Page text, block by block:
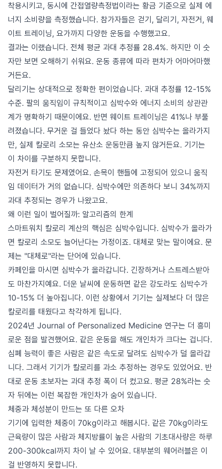
착용시키고, 동시에 간접열량측정법이라는 황금 기준으로 실제 에
너지 소비량을 측정했습니다. 참가자들은 걷기, 달리기, 자전거, 웨
이트 트레이닝, 요가까지 다양한 운동을 수행했고요.
결과는 이랬습니다. 전체 평균 과대 추정률 28.4%. 하지만 이 숫
자만 보면 오해하기 쉬워요. 운동 종류에 따라 편차가 어마어마했
거든요.
달리기는 상대적으로 정확한 편이었습니다. 과대 추정률 12-15%
수준. 팔의 움직임이 규칙적이고 심박수와 에너지 소비의 상관관
계가 명확하기 때문이에요. 반면 웨이트 트레이닝은 41%나 부풀
려졌습니다. 무거운 걸 들었다 놨다 하는 동안 심박수는 올라가지
만, 실제 칼로리 소모는 유산소 운동만큼 높지 않거든요. 기기는
이 차이를 구분하지 못합니다.
자전거 타기도 문제였어요. 손목이 핸들에 고정되어 있으니 움직
임 데이터가 거의 없습니다. 심박수에만 의존하다 보니 34%까지
과대 추정되는 경우가 나왔고요.
왜 이런 일이 벌어질까: 알고리즘의 한계
스마트워치 칼로리 계산의 핵심은 심박수입니다. 심박수가 올라가
면 칼로리 소모도 늘어난다는 가정이죠. 대체로 맞는 말이에요. 문
제는 "대체로"라는 단어에 있습니다.
카페인을 마시면 심박수가 올라갑니다. 긴장하거나 스트레스받아
도 마찬가지예요. 더운 날씨에 운동하면 같은 강도라도 심박수가
10-15% 더 높아집니다. 이런 상황에서 기기는 실제보다 더 많은
칼로리를 태웠다고 착각하게 됩니다.
2024년 Journal of Personalized Medicine 연구는 더 흥미
로운 점을 발견했어요. 같은 운동을 해도 개인차가 크다는 겁니다.
심폐 능력이 좋은 사람은 같은 속도로 달려도 심박수가 덜 올라갑
니다. 그래서 기기가 칼로리를 과소 추정하는 경우도 있었어요. 반
대로 운동 초보자는 과대 추정 폭이 더 컸고요. 평균 28%라는 숫
자 뒤에는 이런 복잡한 개인차가 숨어 있습니다.
체중과 체성분이 만드는 또 다른 오차
기기에 입력한 체중이 70kg이라고 해봅시다. 같은 70kg이라도
근육량이 많은 사람과 체지방률이 높은 사람의 기초대사량은 하루
200-300kcal까지 차이 날 수 있어요. 대부분의 웨어러블은 이
걸 반영하지 못합니다.